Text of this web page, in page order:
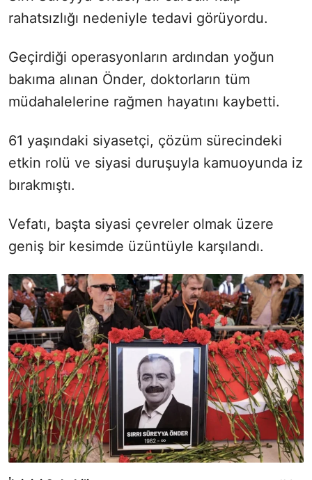
rahatsızlığı nedeniyle tedavi görüyordu.
Geçirdiği operasyonların ardından yoğun
bakıma alınan Önder, doktorların tüm
müdahalelerine rağmen hayatını kaybetti.
61 yaşındaki siyasetçi, çözüm sürecindeki
etkin rolü ve siyasi duruşuyla kamuoyunda iz
bırakmıştı.
Vefatı, başta siyasi çevreler olmak üzere
geniş bir kesimde üzüntüyle karşılandı.